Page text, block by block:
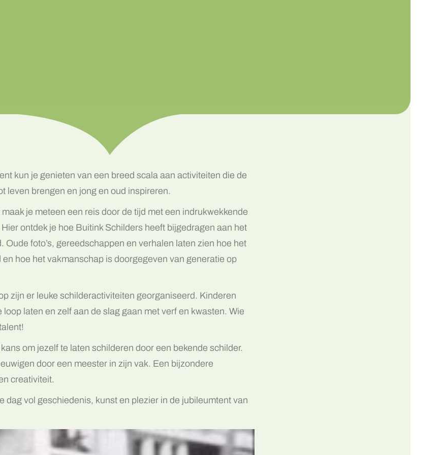
kun je genieten van een breed scala aan activiteiten die de
leven brengen en jong en oud inspireren.
je meteen een reis door de tijd met een indrukwekkende
ontdek je hoe Buitink Schilders heeft bijgedragen aan het
Oude foto’s, gereedschappen en verhalen laten zien hoe het
hoe het vakmanschap is doorgegeven van generatie op
zijn er leuke schilderactiviteiten georganiseerd. Kinderen
laten en zelf aan de slag gaan met verf en kwasten. Wie
om jezelf te laten schilderen door een bekende schilder.
door een meester in zijn vak. Een bijzondere
creativiteit.
dag vol geschiedenis, kunst en plezier in de jubileumtent van